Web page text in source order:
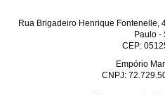
Rua Brigadeiro Henrique Fontenelle,
Paulo-
CEP:
Empório
CNPJ: